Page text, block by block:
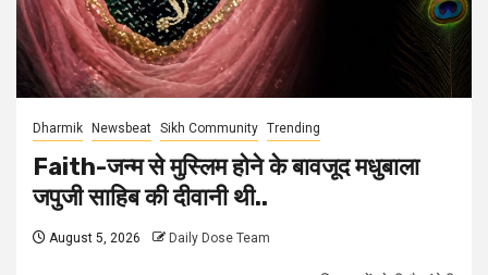
Dharmik Newsbeat Sikh Community Trending
Faith-जन्म से मुस्लिम होने के बावजूद मधुबाला
जपुजी साहिब की दीवानी थी..
August 5, 2026 Daily Dose Team